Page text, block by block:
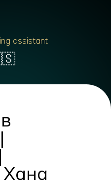
assistant